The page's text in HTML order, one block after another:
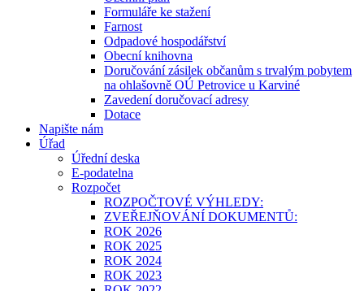
Formuláře ke stažení
Farnost
Odpadové hospodářství
Obecní knihovna
Doručování zásilek občanům s trvalým pobytem
na ohlašovně OÚ Petrovice u Karviné
Zavedení doručovací adresy
Dotace
Napište nám
Úřad
Úřední deska
E-podatelna
Rozpočet
ROZPOČTOVÉ VÝHLEDY:
ZVEŘEJŇOVÁNÍ DOKUMENTŮ:
ROK 2026
ROK 2025
ROK 2024
ROK 2023